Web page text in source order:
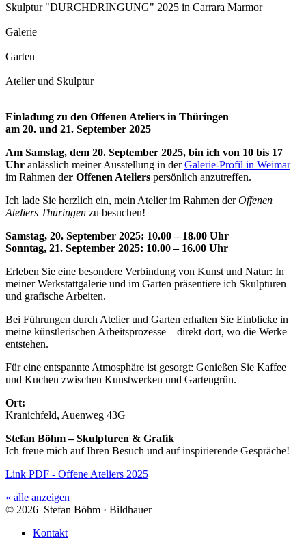
Skulptur "DURCHDRINGUNG" 2025 in Carrara Marmor
Galerie
Garten
Atelier und Skulptur
Einladung zu den Offenen Ateliers in Thüringen
am 20. und 21. September 2025
Am Samstag, dem 20. September 2025, bin ich von 10 bis 17
Uhr anlässlich meiner Ausstellung in derGalerie-Profil in Weimar
im Rahmen der Offenen Ateliers persönlich anzutreffen.
Ich lade Sie herzlich ein, mein Atelier im Rahmen derOffenen
Ateliers Thüringen zu besuchen!
Samstag, 20. September 2025: 10.00 – 18.00 Uhr
Sonntag, 21. September 2025: 10.00 – 16.00 Uhr
Erleben Sie eine besondere Verbindung von Kunst und Natur: In
meiner Werkstattgalerie und im Garten präsentiere ich Skulpturen
und grafische Arbeiten.
Bei Führungen durch Atelier und Garten erhalten Sie Einblicke in
meine künstlerischen Arbeitsprozesse – direkt dort, wo die Werke
entstehen.
Für eine entspannte Atmosphäre ist gesorgt: Genießen Sie Kaffee
und Kuchen zwischen Kunstwerken und Gartengrün.
Ort:
Kranichfeld, Auenweg 43G
Stefan Böhm – Skulpturen & Grafik
Ich freue mich auf Ihren Besuch und auf inspirierende Gespräche!
Link PDF - Offene Ateliers 2025
« alle anzeigen
© 2026 Stefan Böhm · Bildhauer
Kontakt